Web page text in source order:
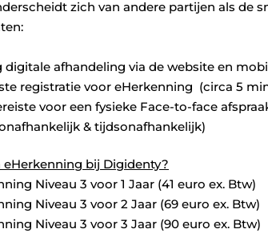
zich van andere partijen als de
digitale afhandeling via de website en
registratie voor eHerkenning (circa 5
voor een fysieke Face-to-face
& tijdsonafhankelijk)
eHerkenning bij Digidenty?
Niveau 3 voor 1 Jaar (41 euro ex. Btw)
Niveau 3 voor 2 Jaar (69 euro ex. Btw)
Niveau 3 voor 3 Jaar (90 euro ex. Btw)